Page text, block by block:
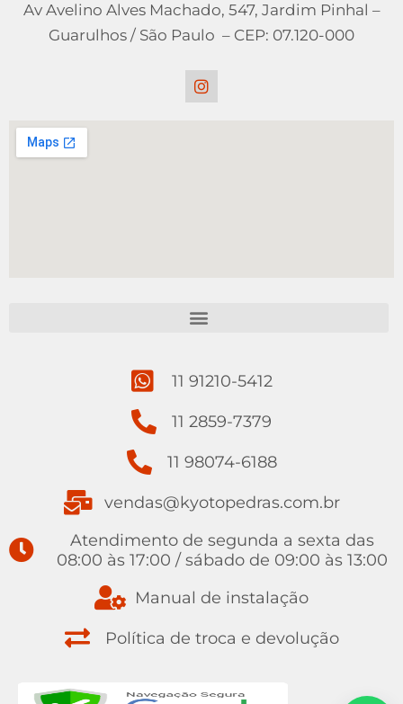
Av Avelino Alves Machado, 547, Jardim Pinhal –
Guarulhos / São Paulo – CEP: 07.120-000
11 91210-5412
11 2859-7379
11 98074-6188
vendas@kyotopedras.com.br
Atendimento de segunda a sexta das
08:00 às 17:00 / sábado de 09:00 às 13:00
Manual de instalação
Política de troca e devolução